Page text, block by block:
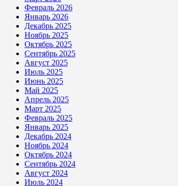
Февраль 2026
Январь 2026
Декабрь 2025
Ноябрь 2025
Октябрь 2025
Сентябрь 2025
Август 2025
Июль 2025
Июнь 2025
Май 2025
Апрель 2025
Март 2025
Февраль 2025
Январь 2025
Декабрь 2024
Ноябрь 2024
Октябрь 2024
Сентябрь 2024
Август 2024
Июль 2024